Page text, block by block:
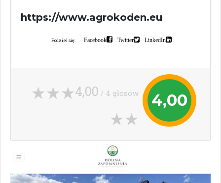
https://www.agrokoden.eu
Podziel się: Facebook Twitter LinkedIn
4,00
4,00 / 4 głosów